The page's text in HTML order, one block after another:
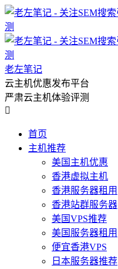
老左笔记
云主机优惠发布平台
严肃云主机体验评测

首页
主机推荐
美国主机优惠
香港虚拟主机
香港服务器租用
香港站群服务器
美国VPS推荐
美国服务器租用
便宜香港VPS
日本服务器推荐